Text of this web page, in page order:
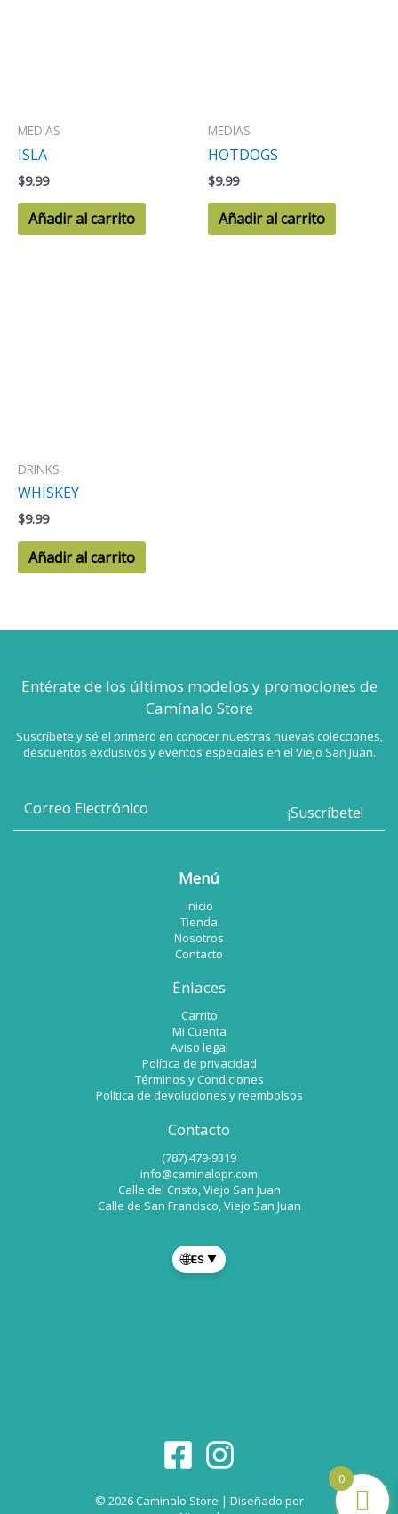
MEDIAS
ISLA
$9.99
Añadir al carrito
MEDIAS
HOTDOGS
$9.99
Añadir al carrito
DRINKS
WHISKEY
$9.99
Añadir al carrito
Entérate de los últimos modelos y promociones de
Camínalo Store
Suscríbete y sé el primero en conocer nuestras nuevas colecciones,
descuentos exclusivos y eventos especiales en el Viejo San Juan.
Menú
Inicio
Tienda
Nosotros
Contacto
Enlaces
Carrito
Mi Cuenta
Aviso legal
Política de privacidad
Términos y Condiciones
Política de devoluciones y reembolsos
Contacto
(787) 479-9319
info@caminalopr.com
Calle del Cristo, Viejo San Juan
Calle de San Francisco, Viejo San Juan
🌐ES ▼
© 2026 Caminalo Store | Diseñado por
0